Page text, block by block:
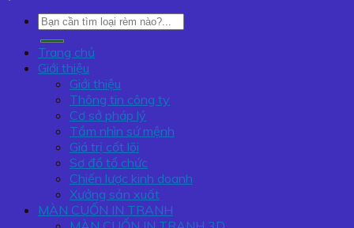
Tìm
kiếm:
Trang chủ
Giới thiệu
Giới thiệu
Thông tin công ty
Cơ sở pháp lý
Tầm nhìn sứ mệnh
Giá trị cốt lõi
Sơ đồ tổ chức
Chiến lược kinh doanh
Xưởng sản xuất
MÀN CUỐN IN TRANH